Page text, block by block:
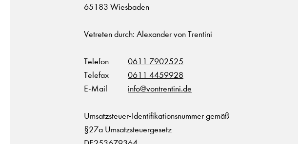
65183 Wiesbaden
Vetreten durch: Alexander von Trentini
Telefon
0611 7902525
Telefax
0611 4459928
E-Mail
info@vontrentini.de
Umsatzsteuer-Identifikationsnummer gemäß
§27a Umsatzsteuergesetz